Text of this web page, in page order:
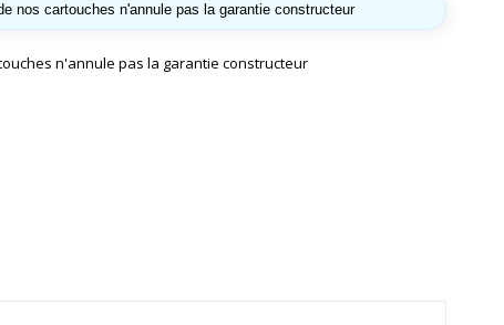
nos cartouches n'annule pas la garantie constructeur